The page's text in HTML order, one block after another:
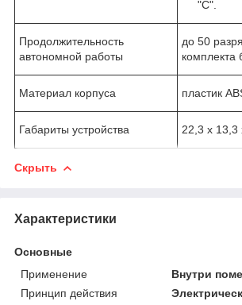
"C".
Продолжительность
автономной работы
до 50
комплекта
Материал корпуса пластик
Габариты устройства 22,3 х 13,3
Скрыть
Характеристики
Основные
Применение
Внутри
Принцип действия